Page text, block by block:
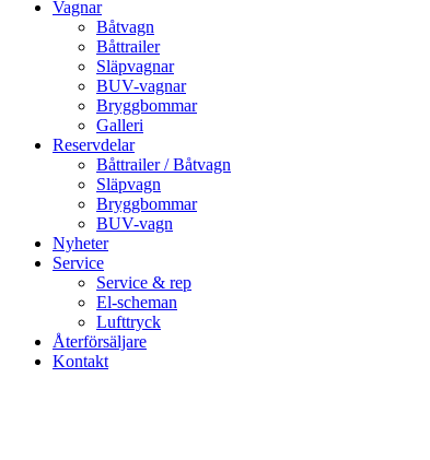
Vagnar
Båtvagn
Båttrailer
Släpvagnar
BUV-vagnar
Bryggbommar
Galleri
Reservdelar
Båttrailer / Båtvagn
Släpvagn
Bryggbommar
BUV-vagn
Nyheter
Service
Service & rep
El-scheman
Lufttryck
Återförsäljare
Kontakt